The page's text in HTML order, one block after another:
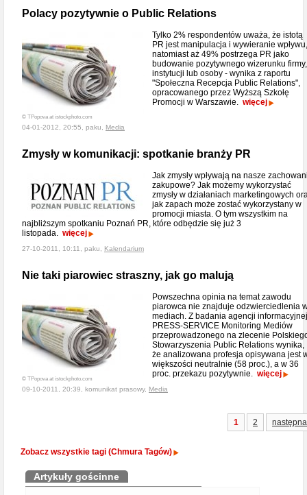
Polacy pozytywnie o Public Relations
© TPopova at istockphoto.com
Tylko 2% respondentów uważa, że istotą
PR jest manipulacja i wywieranie wpływu,
natomiast aż 49% postrzega PR jako
budowanie pozytywnego wizerunku firmy,
instytucji lub osoby - wynika z raportu
"Społeczna Recepcja Public Relations",
opracowanego przez Wyższą Szkołę
Promocji w Warszawie. więcej
04-01-2012, 20:55, paku, Media
Zmysły w komunikacji: spotkanie branży PR
Jak zmysły wpływają na nasze
zakupowe? Jak możemy wykorzystać
zmysły w działaniach marketingowych
jak zapach może zostać wykorzystany w
promocji miasta. O tym wszystkim na
najbliższym spotkaniu Poznań PR, które odbędzie się już 3
listopada. więcej
27-10-2011, 10:11, paku, Kalendarium
Nie taki piarowiec straszny, jak go malują
© TPopova at istockphoto.com
Powszechna opinia na temat zawodu
piarowca nie znajduje odzwierciedlenia
mediach. Z badania agencji informacyjnej
PRESS-SERVICE Monitoring Mediów
przeprowadzonego na zlecenie
Stowarzyszenia Public Relations wynika,
że analizowana profesja opisywana jest
większości neutralnie (58 proc.), a w 36
proc. przekazu pozytywnie. więcej
09-10-2011, 20:39, komunikat prasowy, Media
1 2 następna
Zobacz wszystkie tagi (Chmura Tagów)
Artykuły gościnne